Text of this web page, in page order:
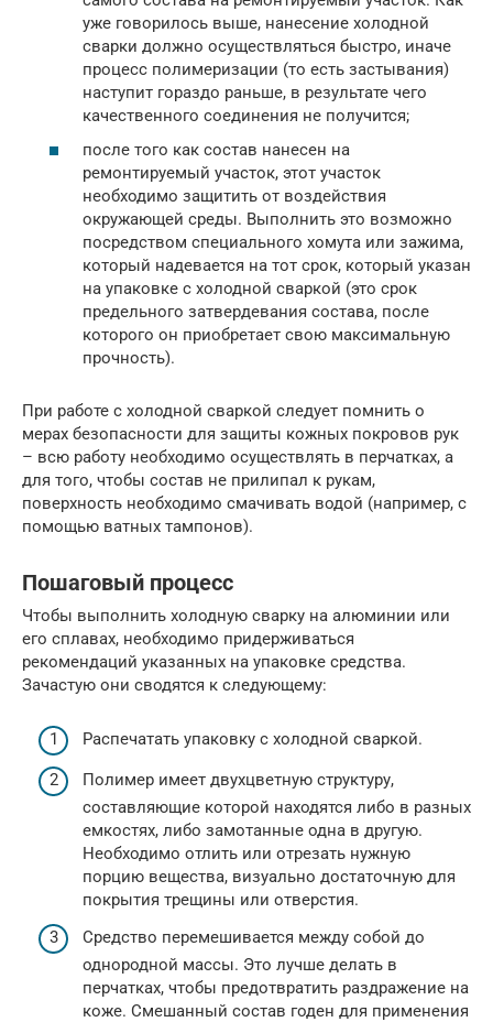
уже говорилось выше, нанесение холодной
сварки должно осуществляться быстро, иначе
процесс полимеризации (то есть застывания)
наступит гораздо раньше, в результате чего
качественного соединения не получится;
после того как состав нанесен на
ремонтируемый участок, этот участок
необходимо защитить от воздействия
окружающей среды. Выполнить это возможно
посредством специального хомута или зажима,
который надевается на тот срок, который указан
на упаковке с холодной сваркой (это срок
предельного затвердевания состава, после
которого он приобретает свою максимальную
прочность).
При работе с холодной сваркой следует помнить о
мерах безопасности для защиты кожных покровов рук
– всю работу необходимо осуществлять в перчатках, а
для того, чтобы состав не прилипал к рукам,
поверхность необходимо смачивать водой (например, с
помощью ватных тампонов).
Пошаговый процесс
Чтобы выполнить холодную сварку на алюминии или
его сплавах, необходимо придерживаться
рекомендаций указанных на упаковке средства.
Зачастую они сводятся к следующему:
Распечатать упаковку с холодной сваркой.
Полимер имеет двухцветную структуру,
составляющие которой находятся либо в разных
емкостях, либо замотанные одна в другую.
Необходимо отлить или отрезать нужную
порцию вещества, визуально достаточную для
покрытия трещины или отверстия.
Средство перемешивается между собой до
однородной массы. Это лучше делать в
перчатках, чтобы предотвратить раздражение на
коже. Смешанный состав годен для применения